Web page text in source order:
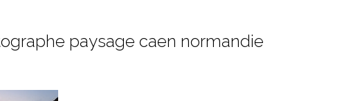
paysage caen normandie